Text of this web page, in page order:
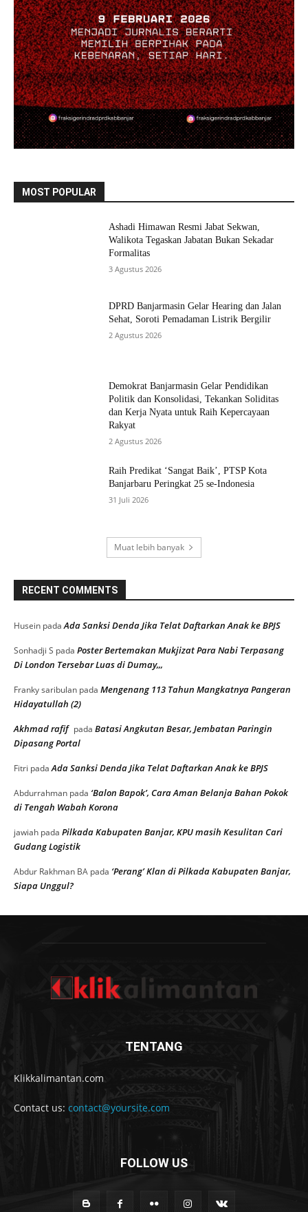
MOST POPULAR
Ashadi Himawan Resmi Jabat Sekwan,
Walikota Tegaskan Jabatan Bukan Sekadar
Formalitas
3 Agustus 2026
DPRD Banjarmasin Gelar Hearing dan Jalan
Sehat, Soroti Pemadaman Listrik Bergilir
2 Agustus 2026
Demokrat Banjarmasin Gelar Pendidikan
Politik dan Konsolidasi, Tekankan Soliditas
dan Kerja Nyata untuk Raih Kepercayaan
Rakyat
2 Agustus 2026
Raih Predikat ‘Sangat Baik’, PTSP Kota
Banjarbaru Peringkat 25 se-Indonesia
31 Juli 2026
Muat lebih banyak
RECENT COMMENTS
Husein padaAda Sanksi Denda Jika Telat Daftarkan Anak ke BPJS
Sonhadji S pada Poster Bertemakan Mukjizat Para Nabi Terpasang
Di London Tersebar Luas di Dumay,,,
Franky saribulan pada Mengenang 113 Tahun Mangkatnya Pangeran
Hidayatullah (2)
Akhmad rafif pada Batasi Angkutan Besar, Jembatan Paringin
Dipasang Portal
Fitri padaAda Sanksi Denda Jika Telat Daftarkan Anak ke BPJS
Abdurrahman pada ‘Balon Bapok’, Cara Aman Belanja Bahan Pokok
di Tengah Wabah Korona
jawiah pada Pilkada Kabupaten Banjar, KPU masih Kesulitan Cari
Gudang Logistik
Abdur Rakhman BA pada ‘Perang’ Klan di Pilkada Kabupaten Banjar,
Siapa Unggul?
TENTANG
Klikkalimantan.com
Contact us: contact@yoursite.com
FOLLOW US